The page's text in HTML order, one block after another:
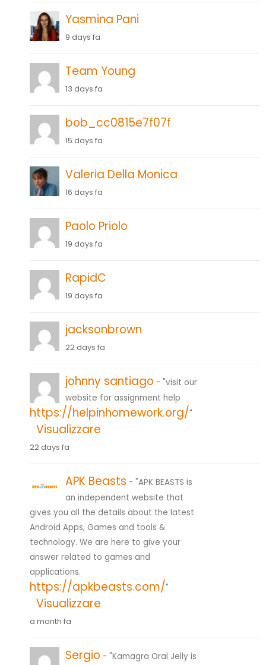
Yasmina Pani
9 days fa
Team Young
13 days fa
bob_cc0815e7f07f
15 days fa
Valeria Della Monica
16 days fa
Paolo Priolo
19 days fa
RapidC
19 days fa
jacksonbrown
22 days fa
johnny santiago - "visit our
website for assignment help
https://helpinhomework.org/"
Visualizzare
22 days fa
APK Beasts - "APK BEASTS is
an independent website that
gives you all the details about the latest
Android Apps, Games and tools &
technology. We are here to give your
answer related to games and
applications.
https://apkbeasts.com/"
Visualizzare
a month fa
Sergio - "Kamagra Oral Jelly is